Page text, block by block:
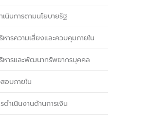
เนินการตามนโยบายรัฐ
หารความเสี่ยงและควบคุมภายใน
หารและพัฒนาทรัพยากรบุคคล
อบภายใน
ดำเนินงานด้านการเงิน